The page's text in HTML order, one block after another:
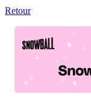
Retour